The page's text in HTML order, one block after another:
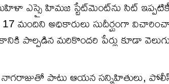
ఎస్సై హిమజ స్టేట్‌మెంట్‌ను సిట్
17 మందిని అధికారులు సుదీర్ఘంగా
పాల్పడిన మరికొందరి పేర్లు కూడా
పాటు ఆయన సన్నిహితులు, పోలీస్